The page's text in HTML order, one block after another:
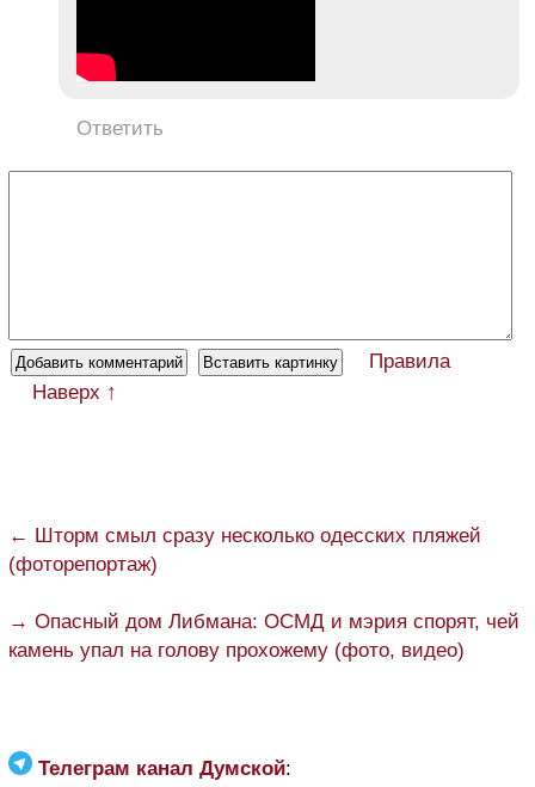
Ответить
Правила
Наверх ↑
← Шторм смыл сразу несколько одесских пляжей
(фоторепортаж)
→ Опасный дом Либмана: ОСМД и мэрия спорят, чей
камень упал на голову прохожему (фото, видео)
Телеграм канал Думской: